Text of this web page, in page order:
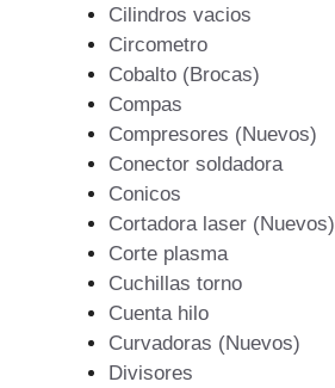
Cilindros vacios
Circometro
Cobalto (Brocas)
Compas
Compresores (Nuevos)
Conector soldadora
Conicos
Cortadora laser (Nuevos)
Corte plasma
Cuchillas torno
Cuenta hilo
Curvadoras (Nuevos)
Divisores